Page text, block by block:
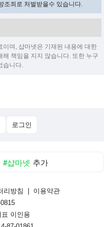
조죄로 처벌받을수 있습니다.
며, 샵마넷은 기재된 내용에 대한
책임을 지지 않습니다. 또한 누구
습니다.
로그인
#샵마넷 추가
리방침
이용약관
표 이인용